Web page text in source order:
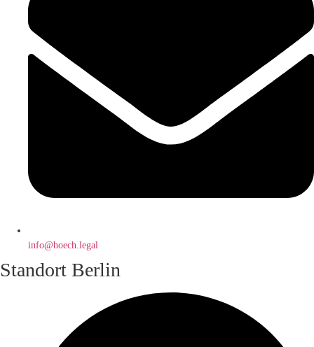
info@hoech.legal
Standort Berlin